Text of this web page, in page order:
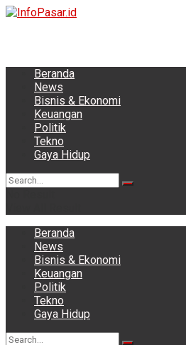
Beranda
News
Bisnis & Ekonomi
Keuangan
Politik
Tekno
Gaya Hidup
Beranda
News
Bisnis & Ekonomi
Keuangan
Politik
Tekno
Gaya Hidup